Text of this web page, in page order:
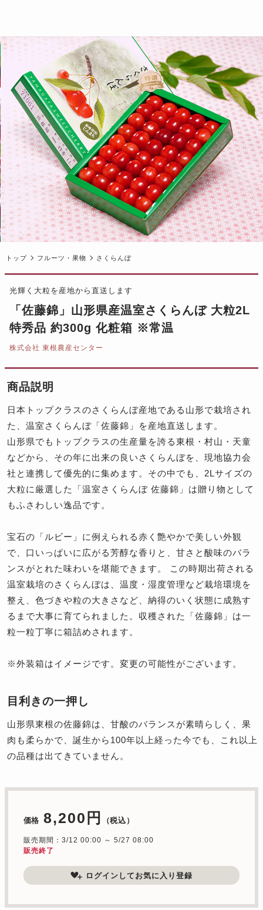
トップ フルーツ・果物 さくらんぼ
光輝く大粒を産地から直送します
「佐藤錦」山形県産温室さくらんぼ 大粒2L
特秀品 約300g 化粧箱 ※常温
株式会社 東根農産センター
商品説明
日本トップクラスのさくらんぼ産地である山形で栽培され
た、温室さくらんぼ「佐藤錦」を産地直送します。
山形県でもトップクラスの生産量を誇る東根・村山・天童
などから、その年に出来の良いさくらんぼを、現地協力会
社と連携して優先的に集めます。その中でも、2Lサイズの
大粒に厳選した「温室さくらんぼ 佐藤錦」は贈り物として
もふさわしい逸品です。
宝石の「ルビー」に例えられる赤く艶やかで美しい外観
で、口いっぱいに広がる芳醇な香りと、甘さと酸味のバラ
ンスがとれた味わいを堪能できます。 この時期出荷される
温室栽培のさくらんぼは、温度・湿度管理など栽培環境を
整え、色づきや粒の大きさなど、納得のいく状態に成熟す
るまで大事に育てられました。収穫された「佐藤錦」は一
粒一粒丁寧に箱詰めされます。
※外装箱はイメージです。変更の可能性がございます。
目利きの一押し
山形県東根の佐藤錦は、甘酸のバランスが素晴らしく、果
肉も柔らかで、誕生から100年以上経った今でも、これ以上
の品種は出てきていません。
価格 8,200円 （税込）
販売期間：3/12 00:00 ～ 5/27 08:00
販売終了
ログインしてお気に入り登録